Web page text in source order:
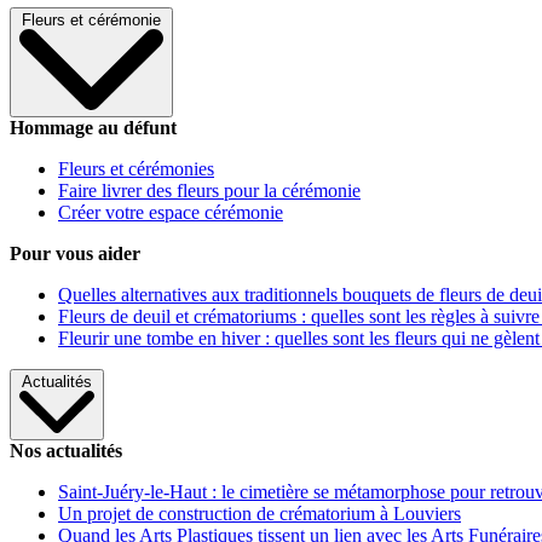
Fleurs et cérémonie
Hommage au défunt
Fleurs et cérémonies
Faire livrer des fleurs pour la cérémonie
Créer votre espace cérémonie
Pour vous aider
Quelles alternatives aux traditionnels bouquets de fleurs de
Fleurs de deuil et crématoriums : quelles sont les règles à
Fleurir une tombe en hiver : quelles sont les fleurs qui ne gèlent
Actualités
Nos actualités
Saint-Juéry-le-Haut : le cimetière se métamorphose pour
Un projet de construction de crématorium à Louviers
Quand les Arts Plastiques tissent un lien avec les Arts